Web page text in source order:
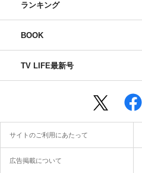
ランキング
BOOK
TV LIFE最新号
サイトのご利用にあたって
広告掲載について